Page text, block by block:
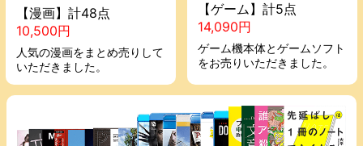
【漫画】計48点
10,500円
人気の漫画をまとめ売りして
いただきました。
【ゲーム】計5点
14,090円
ゲーム機本体とゲームソフト
をお売りいただきました。